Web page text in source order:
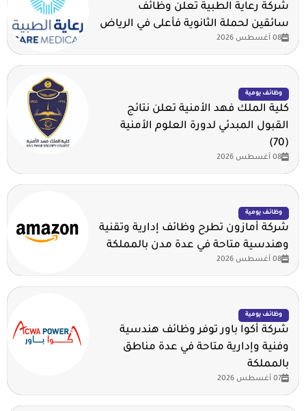
شركة رعاية الطبية تعلن وظائف
سائقين لحملة الثانوية فأعلى في الرياض
08 أغسطس 2026
وظائف يومية
كلية الملك فهد الأمنية تعلن نتائج
القبول المبدئي لدورة العلوم الأمنية
(70)
08 أغسطس 2026
وظائف يومية
شركة أمازون تطرح وظائف إدارية وتقنية
وهندسية متاحة في عدة مدن بالمملكة
08 أغسطس 2026
وظائف يومية
شركة أكوا باور توفر وظائف هندسية
وفنية وإدارية متاحة في عدة مناطق
بالمملكة
07 أغسطس 2026